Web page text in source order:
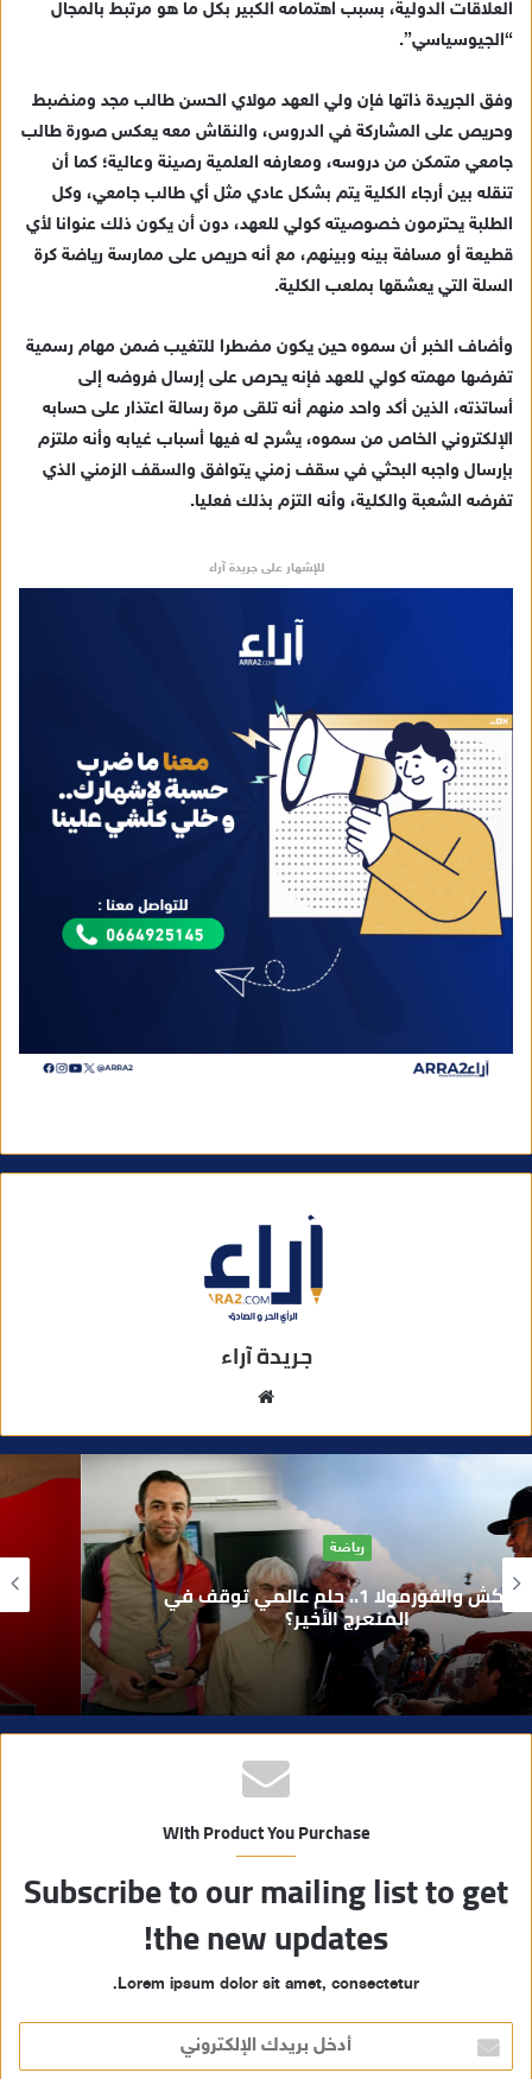
إ
ل
ت
العلاقات الدولية، بسبب اهتمامه الكبير بكل ما هو مرتبط بالمجال
“الجيوسياسي”.
وفق الجريدة ذاتها فإن ولي العهد مولاي الحسن طالب مجد ومنضبط
وحريص على المشاركة في الدروس، والنقاش معه يعكس صورة طالب
جامعي متمكن من دروسه، ومعارفه العلمية رصينة وعالية؛ كما أن
تنقله بين أرجاء الكلية يتم بشكل عادي مثل أي طالب جامعي، وكل
الطلبة يحترمون خصوصيته كولي للعهد، دون أن يكون ذلك عنوانا لأي
قطيعة أو مسافة بينه وبينهم، مع أنه حريص على ممارسة رياضة كرة
السلة التي يعشقها بملعب الكلية.
وأضاف الخبر أن سموه حين يكون مضطرا للتغيب ضمن مهام رسمية
تفرضها مهمته كولي للعهد فإنه يحرص على إرسال فروضه إلى
أساتذته، الذين أكد واحد منهم أنه تلقى مرة رسالة اعتذار على حسابه
الإلكتروني الخاص من سموه، يشرح له فيها أسباب غيابه وأنه ملتزم
بإرسال واجبه البحثي في سقف زمني يتوافق والسقف الزمني الذي
تفرضه الشعبة والكلية، وأنه التزم بذلك فعليا.
للإشهار على جريدة آراء
جريدة آراء
ق
ع
ا
و
ي
ب
آراء
بوفوطا يكتب : بين صمت الحكومة وسباق
الانتخابات… هل أصبحت إدارة الأزمات خارج
أولويات الفاعلين السياسيين؟
With Product You Purchase
Subscribe to our mailing list to get
the new updates!
Lorem ipsum dolor sit amet, consectetur.
أ
خ